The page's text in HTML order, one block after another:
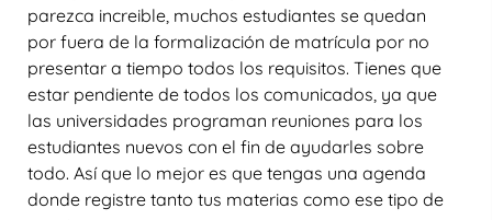
parezca increible, muchos estudiantes se quedan
por fuera de la formalización de matrícula por no
presentar a tiempo todos los requisitos. Tienes que
estar pendiente de todos los comunicados, ya que
las universidades programan reuniones para los
estudiantes nuevos con el fin de ayudarles sobre
todo. Así que lo mejor es que tengas una agenda
donde registre tanto tus materias como ese tipo de